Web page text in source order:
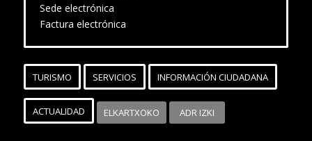
Sede electrónica
Factura electrónica
TURISMO SERVICIOS INFORMACIÓN CIUDADANA
ACTUALIDAD ELKARTXOKO ADR IZKI